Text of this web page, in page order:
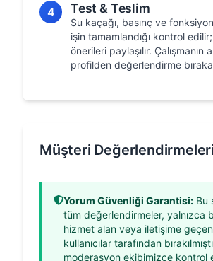
4 Test & Teslim
Su kaçağı, basınç ve
işin tamamlandığı kontrol edilir;
önerileri paylaşılır. Çalışmanın
profilden değerlendirme
Müşteri Değerlendirmeleri
Yorum Güvenliği Garantisi: Bu
tüm değerlendirmeler, yalnızca
hizmet alan veya iletişime geçen
kullanıcılar tarafından
moderasyon ekibimizce kontrol